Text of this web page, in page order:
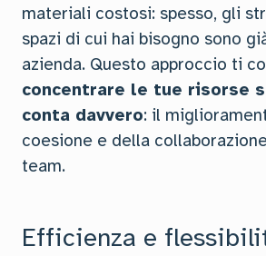
materiali costosi: spesso, gli
spazi di cui hai bisogno sono
azienda. Questo approccio ti
concentrare le tue risorse
conta davvero: il
coesione e della
team.
Efficienza e